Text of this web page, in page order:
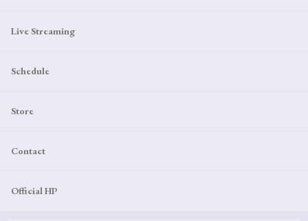
Live Streaming
Schedule
Store
Contact
Official HP